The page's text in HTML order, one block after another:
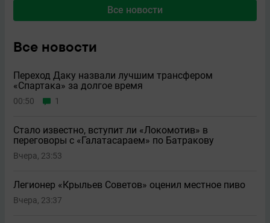
Все новости
Все новости
Переход Даку назвали лучшим трансфером
«Спартака» за долгое время
00:50 1
Стало известно, вступит ли «Локомотив» в
переговоры с «Галатасараем» по Батракову
Вчера, 23:53
Легионер «Крыльев Советов» оценил местное пиво
Вчера, 23:37